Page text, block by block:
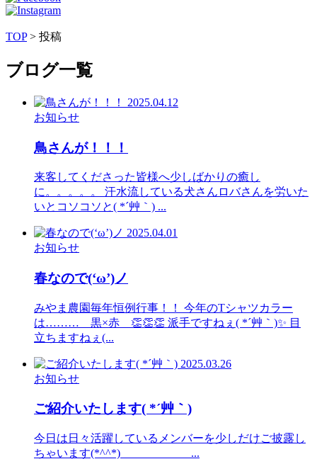
TOP> 投稿
ブログ一覧
2025.04.12
お知らせ
鳥さんが！！！
来客してくださった皆様へ少しばかりの癒し
に。。。。。 汗水流している犬さんロバさんを労いた
いとコソコソと( *´艸｀) ...
2025.04.01
お知らせ
春なので(‘ω’)ノ
みやま農園毎年恒例行事！！ 今年のTシャツカラー
は……… 黒×赤 👏👏👏 派手ですねぇ( *´艸｀)✨ 目
立ちますねぇ(...
2025.03.26
お知らせ
ご紹介いたします( *´艸｀)
今日は日々活躍しているメンバーを少しだけご披露し
ちゃいます(*^^*) ...